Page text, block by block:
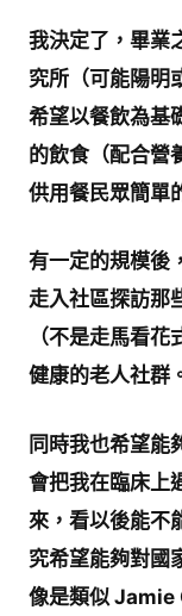
我決定了，畢業
究所（可能陽明
希望以餐飲為基
的飲食（配合營
供用餐民眾簡單
有一定的規模後
走入社區探訪那
（不是走馬看
健康的老人社群
同時我也希望能
會把我在臨床上
來，看以後能不
究希望能夠對國
像是類似 Jamie